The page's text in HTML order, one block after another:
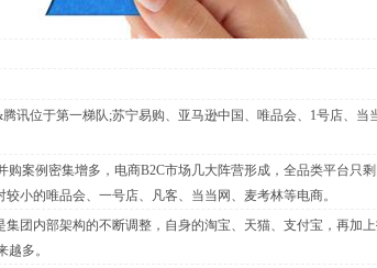
位于第一梯队;苏宁易购、亚马逊中国、唯品会、1号店、当
案例密集增多，电商B2C市场几大阵营形成，全品类平台只
小的唯品会、一号店、凡客、当当网、麦考林等电商。
内部架构的不断调整，自身的淘宝、天猫、支付宝，再加
多。